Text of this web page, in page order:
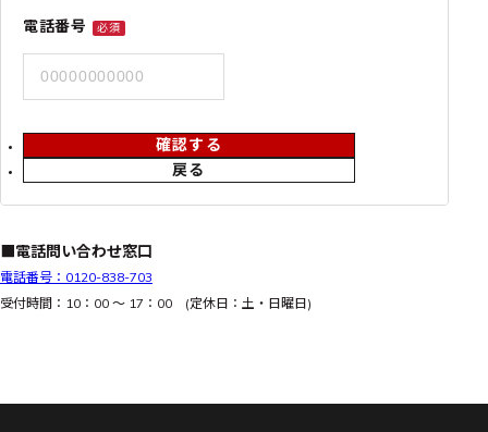
電話番号 必須
戻る
確認する
■電話問い合わせ窓口
電話番号：0120-838-703
受付時間：10：00 ～ 17：00 (定休日：土・日曜日)